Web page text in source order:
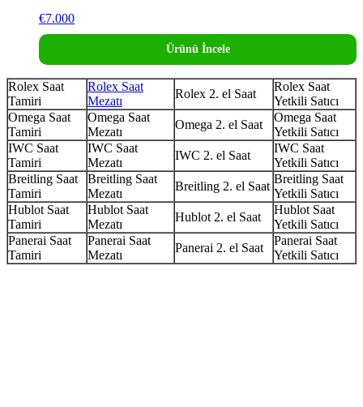
€7.000
Ürünü İncele
Rolex Saat
Tamiri
Rolex Saat
Mezatı
Rolex 2. el Saat
Rolex Saat
Yetkili Satıcı
Omega Saat
Tamiri
Omega Saat
Mezatı
Omega 2. el Saat
Omega Saat
Yetkili Satıcı
IWC Saat
Tamiri
IWC Saat
Mezatı
IWC 2. el Saat
IWC Saat
Yetkili Satıcı
Breitling Saat
Tamiri
Breitling Saat
Mezatı
Breitling 2. el Saat
Breitling Saat
Yetkili Satıcı
Hublot Saat
Tamiri
Hublot Saat
Mezatı
Hublot 2. el Saat
Hublot Saat
Yetkili Satıcı
Panerai Saat
Tamiri
Panerai Saat
Mezatı
Panerai 2. el Saat
Panerai Saat
Yetkili Satıcı